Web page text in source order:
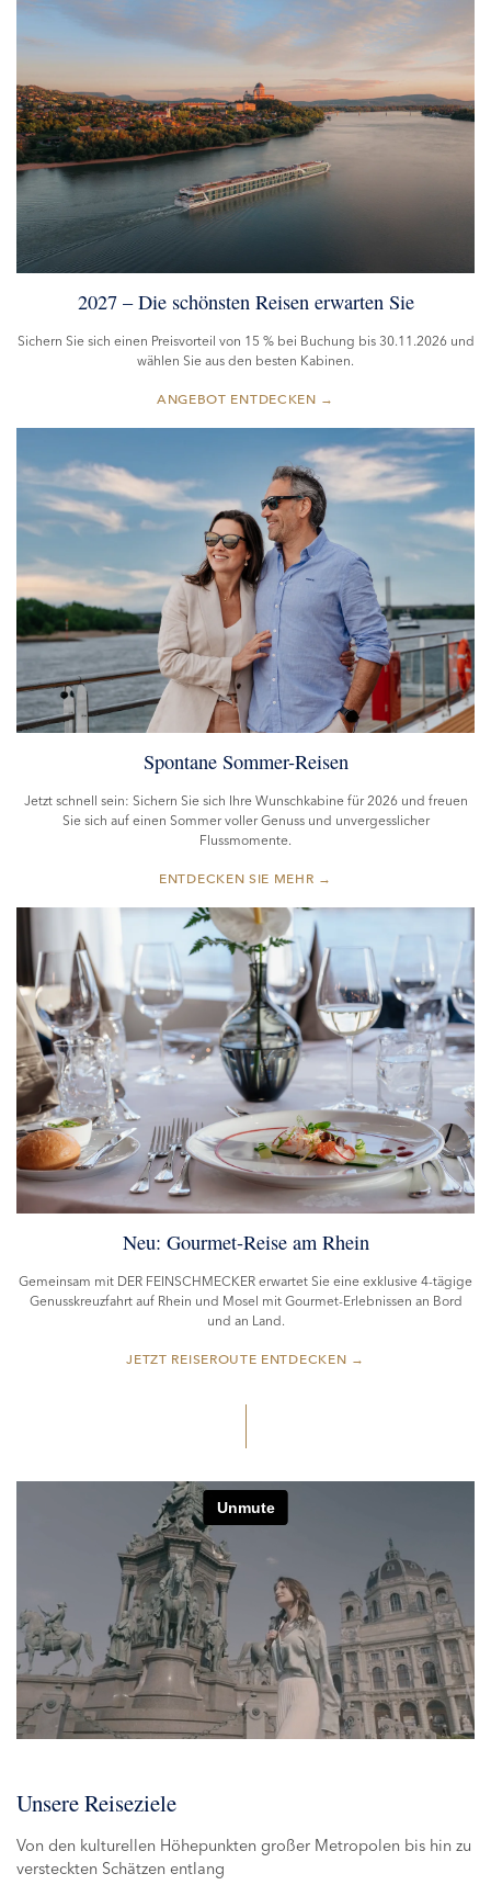
2027 – Die schönsten Reisen erwarten Sie
Sichern Sie sich einen Preisvorteil von 15 % bei Buchung bis 30.11.2026 und
wählen Sie aus den besten Kabinen.
ANGEBOT ENTDECKEN →
Spontane Sommer-Reisen
Jetzt schnell sein: Sichern Sie sich Ihre Wunschkabine für 2026 und freuen
Sie sich auf einen Sommer voller Genuss und unvergesslicher
Flussmomente.
ENTDECKEN SIE MEHR →
Neu: Gourmet-Reise am Rhein
Gemeinsam mit DER FEINSCHMECKER erwartet Sie eine exklusive 4-tägige
Genusskreuzfahrt auf Rhein und Mosel mit Gourmet-Erlebnissen an Bord
und an Land.
JETZT REISEROUTE ENTDECKEN →
Unsere Reiseziele
Von den kulturellen Höhepunkten großer Metropolen bis hin zu
versteckten Schätzen entlang